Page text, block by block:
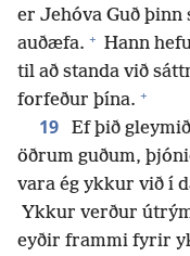
er Jehóva Guð
auðæfa. + Hann
til að standa við
forfeður þína. +
19
Ef þið
öðrum guðum,
vara ég ykkur við í
Ykkur verður
eyðir frammi fyrir